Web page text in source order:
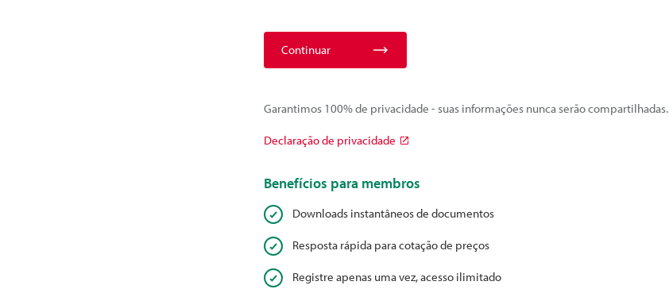
Continuar
Garantimos 100% de privacidade - suas informações nunca serão compartilhadas.
Declaração de privacidade
Benefícios para membros
Downloads instantâneos de documentos
Resposta rápida para cotação de preços
Registre apenas uma vez, acesso ilimitado